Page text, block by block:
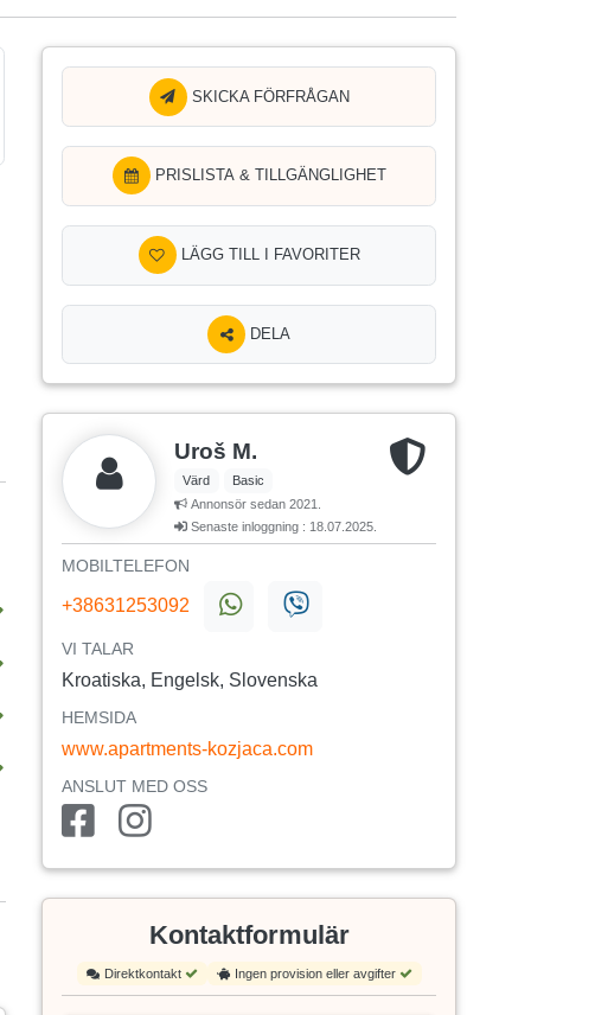
SKICKA FÖRFRÅGAN
PRISLISTA & TILLGÄNGLIGHET
LÄGG TILL I FAVORITER
DELA
Uroš M.
Värd
Basic
Annonsör sedan 2021.
Senaste inloggning : 18.07.2025.
MOBILTELEFON
+38631253092
VI TALAR
Kroatiska, Engelsk, Slovenska
HEMSIDA
www.apartments-kozjaca.com
ANSLUT MED OSS
Kontaktformulär
Direktkontakt Ingen provision eller avgifter